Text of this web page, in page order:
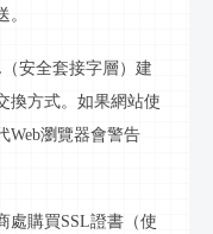
安全套接字層）建
換方式。如果網站使
Web瀏覽器會警告
處購買SSL證書（使